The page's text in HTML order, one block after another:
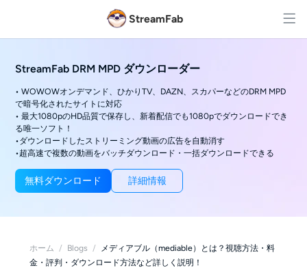
StreamFab
StreamFab DRM MPD ダウンローダー
• WOWOWオンデマンド、ひかりTV、DAZN、スカパーなどのDRM MPD
で暗号化されたサイトに対応
• 最大1080pのHD品質で保存し、新着配信でも1080pでダウンロードでき
る唯一ソフト！
•ダウンロードしたストリーミング動画の広告を自動消す
•超高速で複数の動画をバッチダウンロード・一括ダウンロードできる
無料ダウンロード 詳細情報
ホーム / Blogs /
メディアブル（mediable）とは？視聴方法・料
金・評判・ダウンロード方法など詳しく説明！